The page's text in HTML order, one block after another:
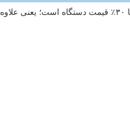
یک یادآوری کوتاه: هزینه‌ی لایسنس سرویس‌ها و پشتیبانی معمولا